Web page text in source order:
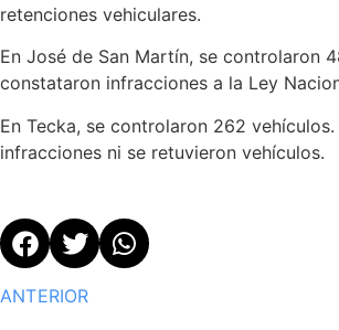
retenciones vehiculares.
En José de San Martín, se controlaron
constataron infracciones a la Ley
En Tecka, se controlaron 262
infracciones ni se retuvieron vehículos.
ANTERIOR